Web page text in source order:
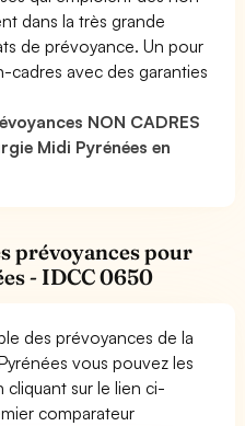
dans la très grande
de prévoyance. Un pour
cadres avec des garanties
NON CADRES
Midi Pyrénées en
prévoyances pour
- IDCC 0650
des prévoyances de la
vous pouvez les
sur le lien ci-
comparateur